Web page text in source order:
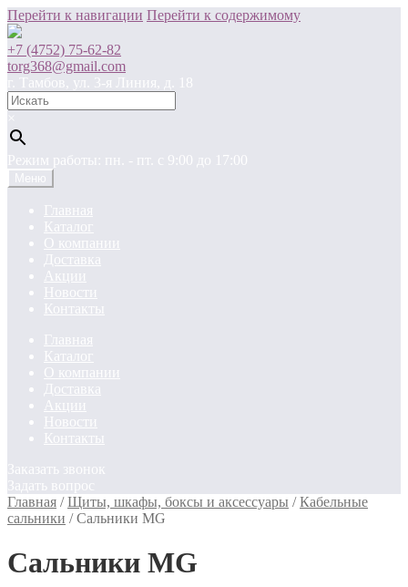
Перейти к навигации Перейти к содержимому
+7 (4752) 75-62-82
torg368@gmail.com
г. Тамбов, ул. 3-я Линия, д. 18
×
Режим работы: пн. - пт. c 9:00 до 17:00
Меню
Главная
Каталог
О компании
Доставка
Акции
Новости
Контакты
Главная
Каталог
О компании
Доставка
Акции
Новости
Контакты
Заказать звонок
Задать вопрос
Главная /Щиты, шкафы, боксы и аксессуары /Кабельные
сальники /Сальники MG
Сальники MG